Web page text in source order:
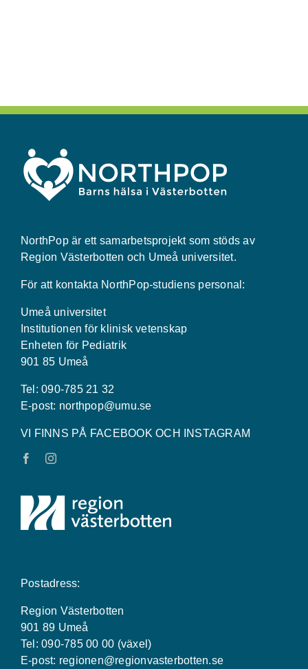
NorthMom
NorthPop är ett samarbetsprojekt som stöds av
Region Västerbotten och Umeå universitet.
För att kontakta NorthPop-studiens personal:
Umeå universitet
Institutionen för klinisk vetenskap
Enheten för Pediatrik
901 85 Umeå
Tel: 090-785 21 32
E-post: northpop@umu.se
VI FINNS PÅ FACEBOOK OCH INSTAGRAM
Postadress:
Region Västerbotten
901 89 Umeå
Tel: 090-785 00 00 (växel)
E-post: regionen@regionvasterbotten.se